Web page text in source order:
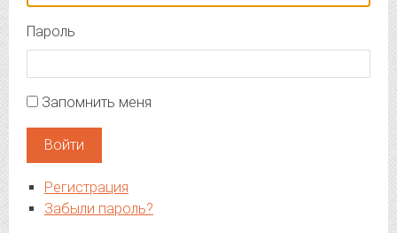
Пароль
Запомнить меня
Войти
Регистрация
Забыли пароль?